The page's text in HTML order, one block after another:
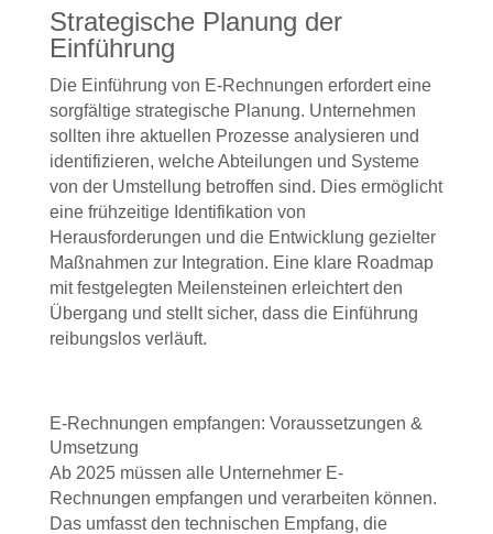
Strategische Planung der
Einführung
Die Einführung von E-Rechnungen erfordert eine
sorgfältige strategische Planung. Unternehmen
sollten ihre aktuellen Prozesse analysieren und
identifizieren, welche Abteilungen und Systeme
von der Umstellung betroffen sind. Dies ermöglicht
eine frühzeitige Identifikation von
Herausforderungen und die Entwicklung gezielter
Maßnahmen zur Integration. Eine klare Roadmap
mit festgelegten Meilensteinen erleichtert den
Übergang und stellt sicher, dass die Einführung
reibungslos verläuft.
E-Rechnungen empfangen: Voraussetzungen &
Umsetzung
Ab 2025 müssen alle Unternehmer E-
Rechnungen empfangen und verarbeiten können.
Das umfasst den technischen Empfang, die